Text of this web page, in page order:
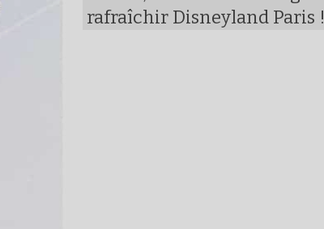
rafraîchir Disneyland Paris !